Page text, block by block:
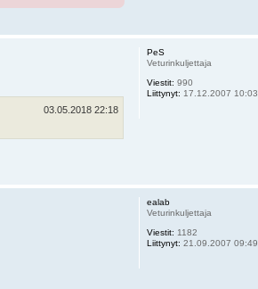
PeS
Veturinkuljettaja
Viestit: 990
Liittynyt: 17.12.2007 10:03
03.05.2018 22:18
ealab
Veturinkuljettaja
Viestit: 1182
Liittynyt: 21.09.2007 09:49